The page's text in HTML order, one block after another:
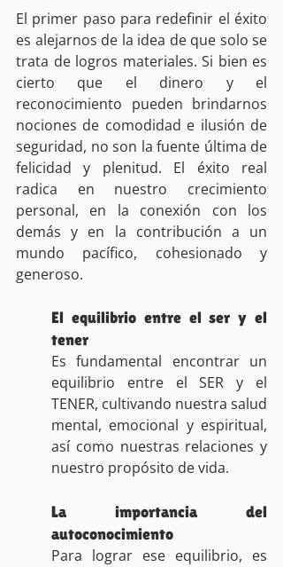
El primer paso para redefinir el éxito
es alejarnos de la idea de que solo se
trata de logros materiales. Si bien es
cierto que el dinero y el
reconocimiento pueden brindarnos
nociones de comodidad e ilusión de
seguridad, no son la fuente última de
felicidad y plenitud. El éxito real
radica en nuestro crecimiento
personal, en la conexión con los
demás y en la contribución a un
mundo pacífico, cohesionado y
generoso.
El equilibrio entre el ser y el
tener
Es fundamental encontrar un
equilibrio entre el SER y el
TENER, cultivando nuestra salud
mental, emocional y espiritual,
así como nuestras relaciones y
nuestro propósito de vida.
La importancia del
autoconocimiento
Para lograr ese equilibrio, es